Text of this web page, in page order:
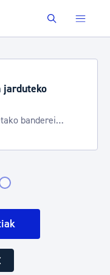
Buscar
jarduteko
banderei